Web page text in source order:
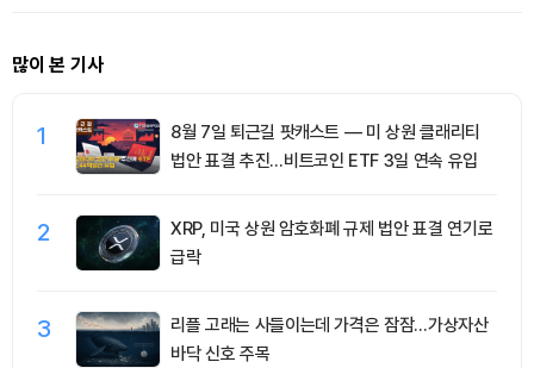
많이 본 기사
1
8월 7일 퇴근길 팟캐스트 — 미 상원 클래리티
법안 표결 추진…비트코인 ETF 3일 연속 유입
2
XRP, 미국 상원 암호화폐 규제 법안 표결 연기로
급락
3
리플 고래는 사들이는데 가격은 잠잠…가상자산
바닥 신호 주목